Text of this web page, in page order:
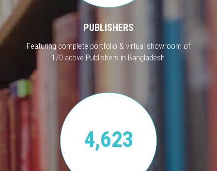
PUBLISHERS
Featuring complete portfolio & virtual showroom of
170 active Publishers in Bangladesh.
4,623